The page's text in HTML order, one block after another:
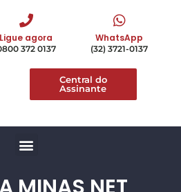
Ligue agora
372 0137
WhatsApp
(32) 3721-0137
Central do
Assinante